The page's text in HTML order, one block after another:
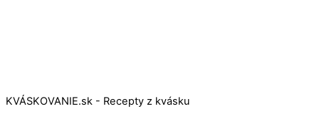
KVÁSKOVANIE.sk - Recepty z kvásku